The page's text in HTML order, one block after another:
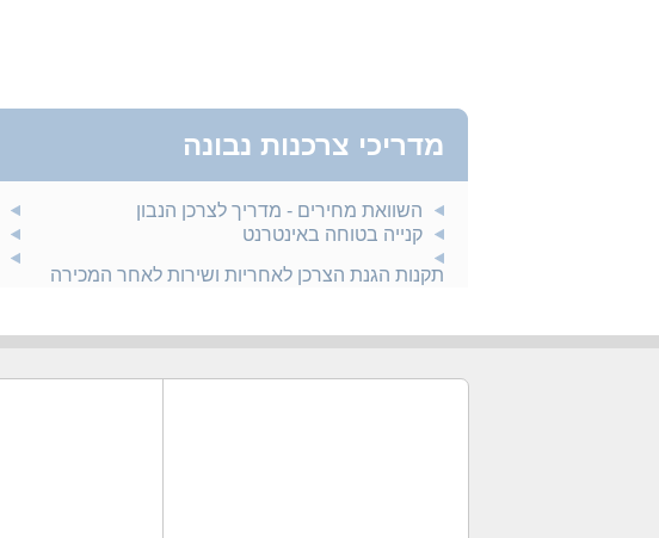
מדריכי צרכנות נבונה
השוואת מחירים - מדריך לצרכן הנבון
קנייה בטוחה באינטרנט
תקנות הגנת הצרכן לאחריות ושירות לאחר המכירה